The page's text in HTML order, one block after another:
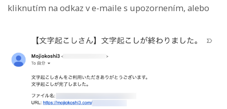
kliknutím na odkaz v e-maile s upozornením, alebo